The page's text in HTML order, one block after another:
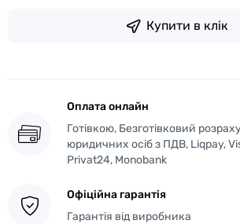
Купити в клік
Оплата онлайн
Готівкою, Безготівковий
юридичних осіб з ПДВ, Liqpay,
Privat24, Monobank
Офіційна гарантія
Гарантія від виробника